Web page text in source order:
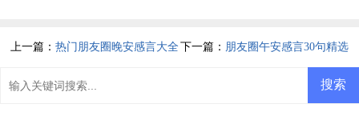
上一篇：热门朋友圈晚安感言大全下一篇： 朋友圈午安感言30句精选